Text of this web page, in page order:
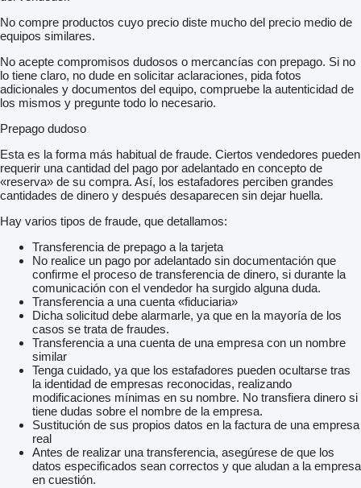
No compre productos cuyo precio diste mucho del precio medio de
equipos similares.
No acepte compromisos dudosos o mercancías con prepago. Si no
lo tiene claro, no dude en solicitar aclaraciones, pida fotos
adicionales y documentos del equipo, compruebe la autenticidad de
los mismos y pregunte todo lo necesario.
Prepago dudoso
Esta es la forma más habitual de fraude. Ciertos vendedores pueden
requerir una cantidad del pago por adelantado en concepto de
«reserva» de su compra. Así, los estafadores perciben grandes
cantidades de dinero y después desaparecen sin dejar huella.
Hay varios tipos de fraude, que detallamos:
Transferencia de prepago a la tarjeta
No realice un pago por adelantado sin documentación que
confirme el proceso de transferencia de dinero, si durante la
comunicación con el vendedor ha surgido alguna duda.
Transferencia a una cuenta «fiduciaria»
Dicha solicitud debe alarmarle, ya que en la mayoría de los
casos se trata de fraudes.
Transferencia a una cuenta de una empresa con un nombre
similar
Tenga cuidado, ya que los estafadores pueden ocultarse tras
la identidad de empresas reconocidas, realizando
modificaciones mínimas en su nombre. No transfiera dinero si
tiene dudas sobre el nombre de la empresa.
Sustitución de sus propios datos en la factura de una empresa
real
Antes de realizar una transferencia, asegúrese de que los
datos especificados sean correctos y que aludan a la empresa
en cuestión.